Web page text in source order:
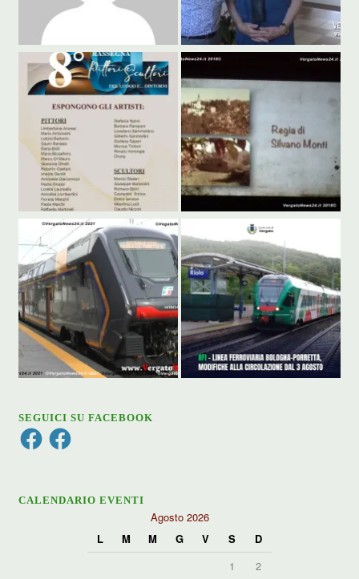
SEGUICI SU FACEBOOK
FacebookFacebook
CALENDARIO EVENTI
Agosto 2026
L
M M G V S
D
1
2